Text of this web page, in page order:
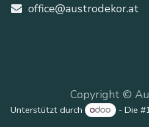
office@austrodekor.at
Copyright ©
Unterstützt durch - Die